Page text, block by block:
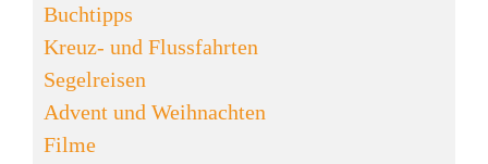
Buchtipps
Kreuz- und Flussfahrten
Segelreisen
Advent und Weihnachten
Filme